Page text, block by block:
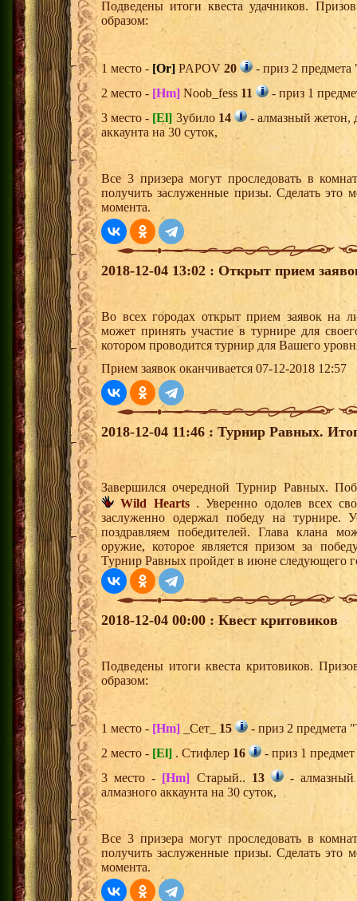
Подведены итоги квеста удачников.
образом:
1 место - [Or] PAPOV 20
- приз 2
2 место - [Hm] Noob_fess 11
- приз 1
3 место - [El] 3убило 14
- алмазный жетон,
аккаунта на 30 суток,
Все 3 призера могут проследовать в
получить заслуженные призы. Сделать это
момента.
2018-12-04 13:02 : Открыт прием
Во всех городах открыт прием заявок на
может принять участие в турнире для
котором проводится турнир для Вашего
Прием заявок оканчивается 07-12-2018 12:57
2018-12-04 11:46 : Турнир Равных.
Завершился очередной Турнир Равных.
Wild Hearts. Уверенно одолев всех
заслуженно одержал победу на турнире.
поздравляем победителей. Глава клана
оружие, которое является призом за
Турнир Равных пройдет в июне следующего
2018-12-04 00:00 : Квест критовиков
Подведены итоги квеста критовиков.
образом:
1 место - [Hm] _Сет_ 15
- приз 2 предмета
2 место - [El] . Стифлер 16
- приз 1
3 место - [Hm] Старый.. 13
- алмазный
алмазного аккаунта на 30 суток,
Все 3 призера могут проследовать в
получить заслуженные призы. Сделать это
момента.